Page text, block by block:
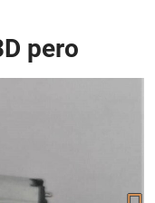
pero